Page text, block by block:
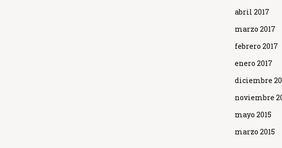
abril 2017
marzo 2017
febrero 2017
enero 2017
diciembre
noviembre
mayo 2015
marzo 2015